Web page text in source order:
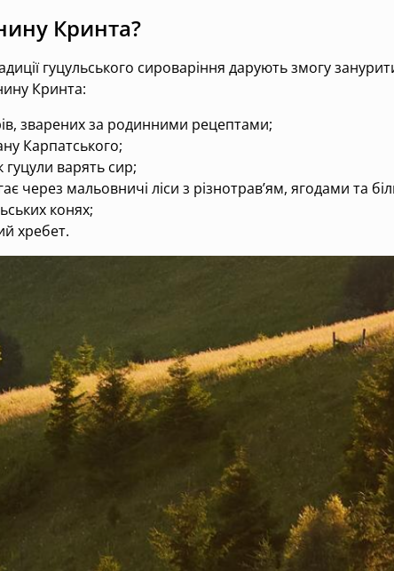
Кринта?
гуцульського сироваріння дарують змогу
Кринта:
зварених за родинними рецептами;
Карпатського;
гуцули варять сир;
через мальовничі ліси з різнотрав’ям, ягодами та
конях;
хребет.